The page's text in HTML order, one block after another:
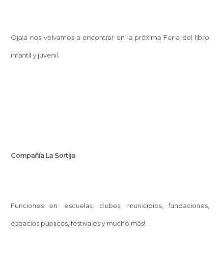
Ojalá nos volvamos a encontrar en la próxima Feria del libro
infantil y juvenil.
Compañía La Sortija
Funciones en: escuelas, clubes, municipios, fundaciones,
espacios públicos, festivales y mucho más!